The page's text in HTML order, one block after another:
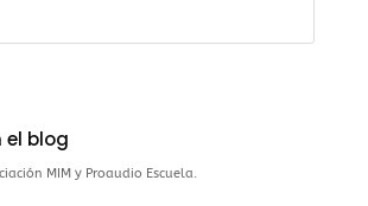
el blog
MIM y Proaudio Escuela.